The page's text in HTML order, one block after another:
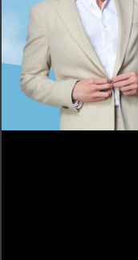
我已閱讀並同意有關